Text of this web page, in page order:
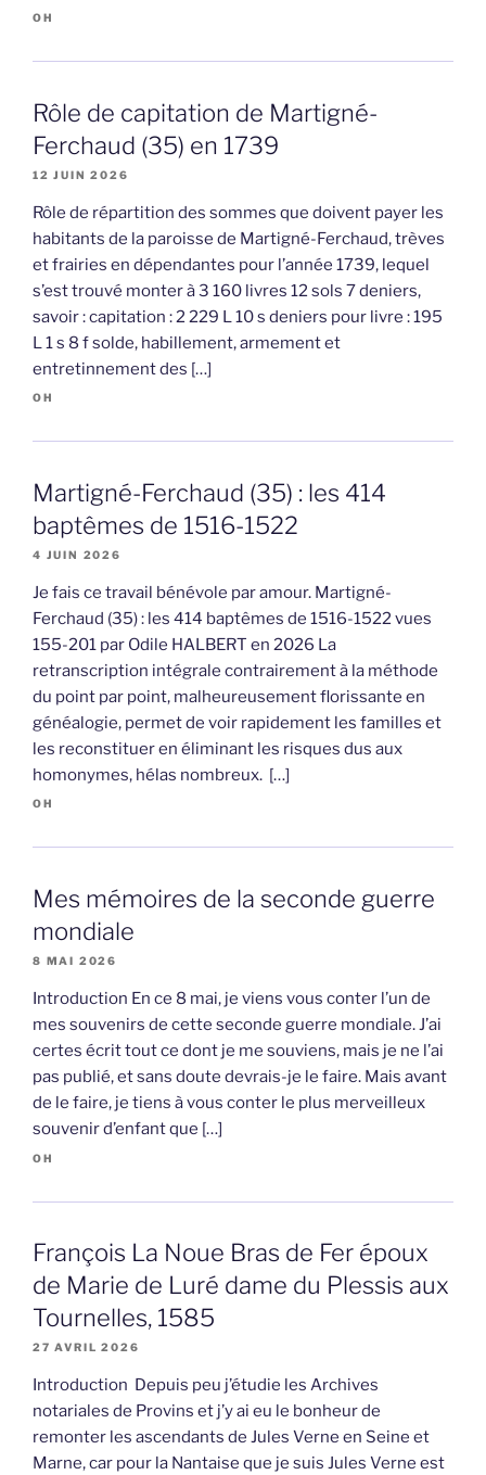
OH
Rôle de capitation de Martigné-
Ferchaud (35) en 1739
12 JUIN 2026
Rôle de répartition des sommes que doivent payer les
habitants de la paroisse de Martigné-Ferchaud, trèves
et frairies en dépendantes pour l’année 1739, lequel
s’est trouvé monter à 3 160 livres 12 sols 7 deniers,
savoir : capitation : 2 229 L 10 s deniers pour livre : 195
L 1 s 8 f solde, habillement, armement et
entretinnement des […]
OH
Martigné-Ferchaud (35) : les 414
baptêmes de 1516-1522
4 JUIN 2026
Je fais ce travail bénévole par amour. Martigné-
Ferchaud (35) : les 414 baptêmes de 1516-1522 vues
155-201 par Odile HALBERT en 2026 La
retranscription intégrale contrairement à la méthode
du point par point, malheureusement florissante en
généalogie, permet de voir rapidement les familles et
les reconstituer en éliminant les risques dus aux
homonymes, hélas nombreux. […]
OH
Mes mémoires de la seconde guerre
mondiale
8 MAI 2026
Introduction En ce 8 mai, je viens vous conter l’un de
mes souvenirs de cette seconde guerre mondiale. J’ai
certes écrit tout ce dont je me souviens, mais je ne l’ai
pas publié, et sans doute devrais-je le faire. Mais avant
de le faire, je tiens à vous conter le plus merveilleux
souvenir d’enfant que […]
OH
François La Noue Bras de Fer époux
de Marie de Luré dame du Plessis aux
Tournelles, 1585
27 AVRIL 2026
Introduction Depuis peu j’étudie les Archives
notariales de Provins et j’y ai eu le bonheur de
remonter les ascendants de Jules Verne en Seine et
Marne, car pour la Nantaise que je suis Jules Verne est